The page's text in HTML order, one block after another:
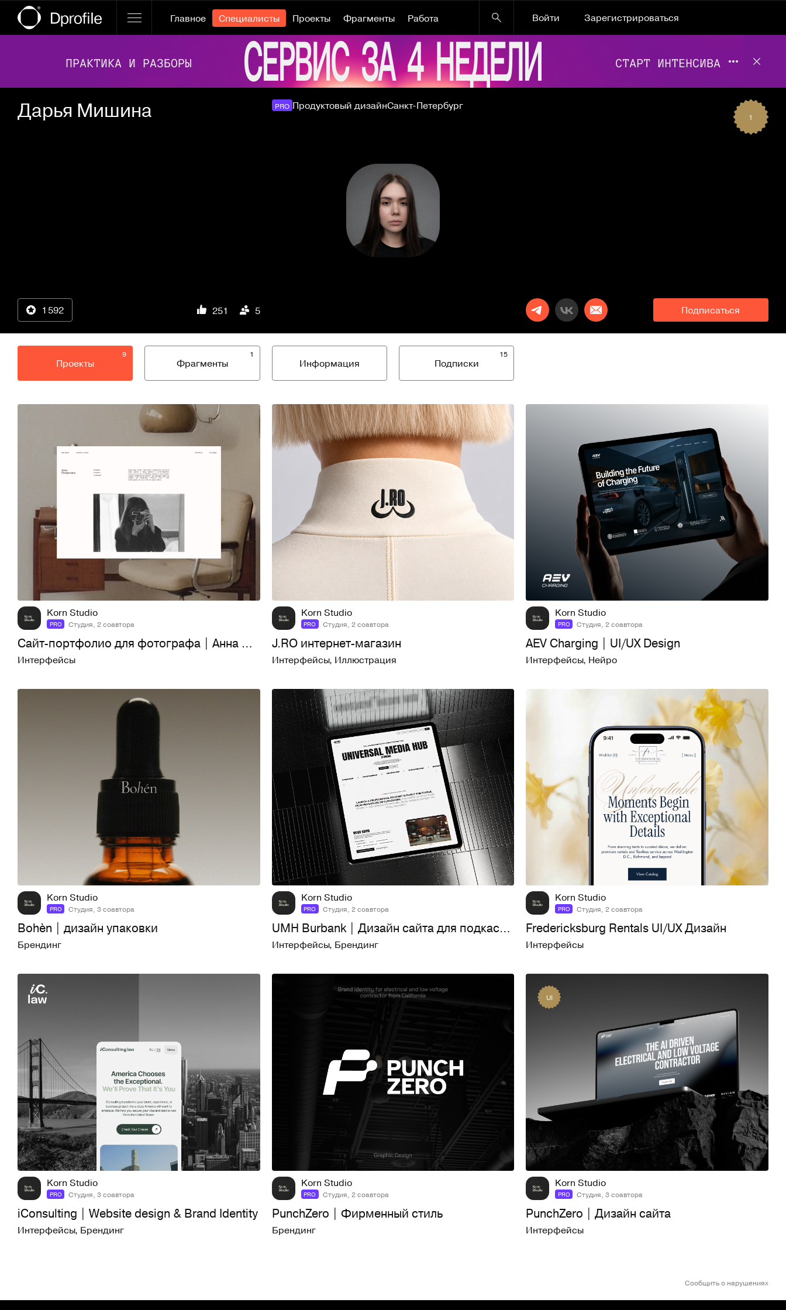
Главное Специалисты Проекты Фрагменты Работа Войти
Зарегистрироваться
Дарья Мишина PRO Продуктовый дизайнСанкт-Петербург
1
1 592 251 5 Подписаться
9
Проекты
1
Фрагменты Информация
15
Подписки
31 226
Korn Studio
PRO Студия, 2 соавтора
Сайт-портфолио для фотографа | Анна Петрянкина
Интерфейсы
Korn Studio
PRO Студия, 2 соавтора
J.RO интернет-магазин
Интерфейсы, Иллюстрация
Korn Studio
PRO Студия, 2 соавтора
AEV Charging | UI/UX Design
Интерфейсы, Нейро
Korn Studio
PRO Студия, 3 соавтора
Bohèn | дизайн упаковки
Брендинг
24 244
Korn Studio
PRO Студия, 2 соавтора
UMH Burbank | Дизайн сайта для подкаст-студии
Интерфейсы, Брендинг
202
Korn Studio
PRO Студия, 2 соавтора
Fredericksburg Rentals UI/UX Дизайн
Интерфейсы
11 194
Korn Studio
PRO Студия, 3 соавтора
iConsulting | Website design & Brand Identity
Интерфейсы, Брендинг
17
Korn Studio
PRO Студия, 2 соавтора
PunchZero | Фирменный стиль
Брендинг
UI
93 962
Korn Studio
PRO Студия, 3 соавтора
PunchZero | Дизайн сайта
Интерфейсы
Сообщить о нарушениях